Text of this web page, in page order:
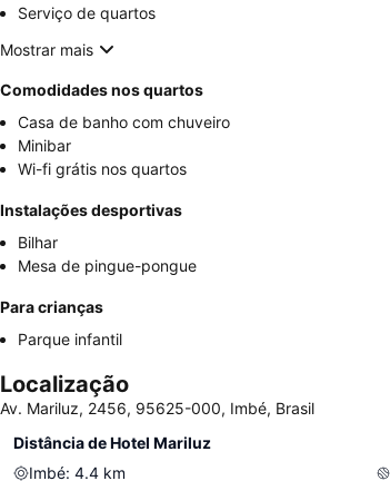
Serviço de quartos
Mostrar mais
Comodidades nos quartos
Casa de banho com chuveiro
Minibar
Wi-fi grátis nos quartos
Instalações desportivas
Bilhar
Mesa de pingue-pongue
Para crianças
Parque infantil
Localização
Av. Mariluz, 2456, 95625-000, Imbé, Brasil
Distância de Hotel Mariluz
Imbé: 4.4 km